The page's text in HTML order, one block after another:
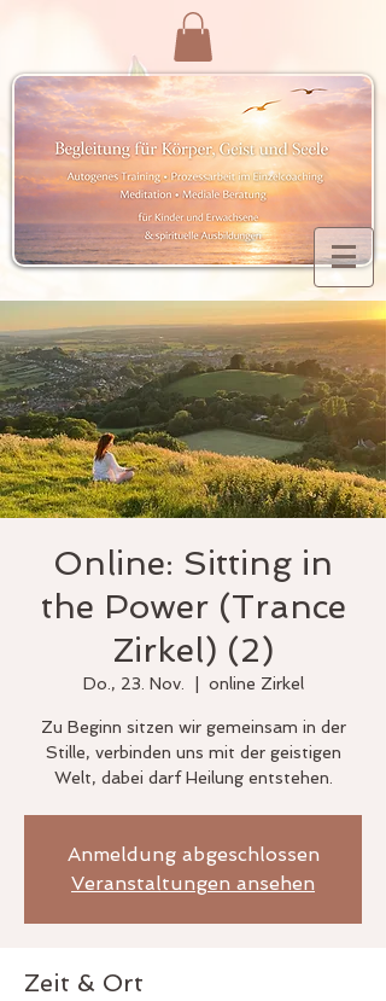
Online: Sitting in
the Power (Trance
Zirkel) (2)
Do., 23. Nov. online Zirkel
Zu Beginn sitzen wir gemeinsam in der
Stille, verbinden uns mit der geistigen
Welt, dabei darf Heilung entstehen.
Anmeldung abgeschlossen
Veranstaltungen ansehen
Zeit & Ort